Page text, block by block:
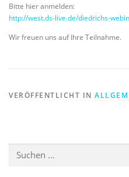
Bitte hier anmelden:
http://west.ds-live.de/diedrichs-
Wir freuen uns auf Ihre Teilnahme.
VERÖFFENTLICHT IN
nach: